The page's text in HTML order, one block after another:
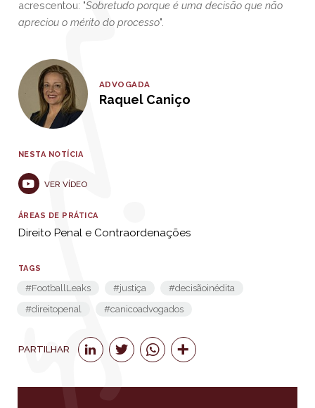
acrescentou: "Sobretudo porque é uma decisão que não
apreciou o mérito do processo".
ADVOGADA
Raquel Caniço
NESTA NOTÍCIA
VER VÍDEO
ÁREAS DE PRÁTICA
Direito Penal e Contraordenações
TAGS
#FootballLeaks #justiça #decisãoinédita
#direitopenal #canicoadvogados
PARTILHAR